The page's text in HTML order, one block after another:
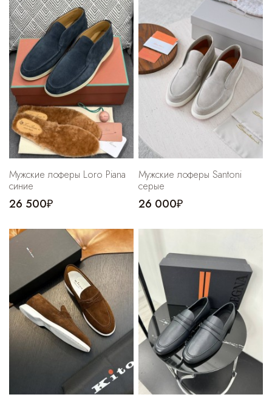
Мужские лоферы Loro Piana
синие
26 500₽
Мужские лоферы Santoni
серые
26 000₽